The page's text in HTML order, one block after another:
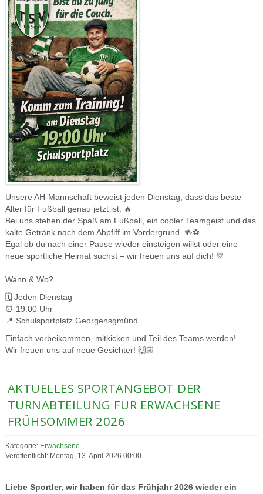
Unsere AH-Mannschaft beweist jeden Dienstag, dass das beste
Alter für Fußball genau jetzt ist. 🔥
Bei uns stehen der Spaß am Fußball, ein cooler Teamgeist und das
kalte Getränk nach dem Abpfiff im Vordergrund. 🍻⚽️
Egal ob du nach einer Pause wieder einsteigen willst oder eine
neue sportliche Heimat suchst – wir freuen uns auf dich! 💚
Wann & Wo?
🗓️ Jeden Dienstag
⏰ 19:00 Uhr
📍 Schulsportplatz Georgensgmünd
Einfach vorbeikommen, mitkicken und Teil des Teams werden!
Wir freuen uns auf neue Gesichter! 🙌🏼
AKTUELLES SPORTANGEBOT DER
TURNABTEILUNG FÜR ERWACHSENE
FRÜHSOMMER 2026
Kategorie: Erwachsene
Veröffentlicht: Montag, 13. April 2026 00:00
Liebe Sportler, wir haben für das Frühjahr 2026 wieder ein